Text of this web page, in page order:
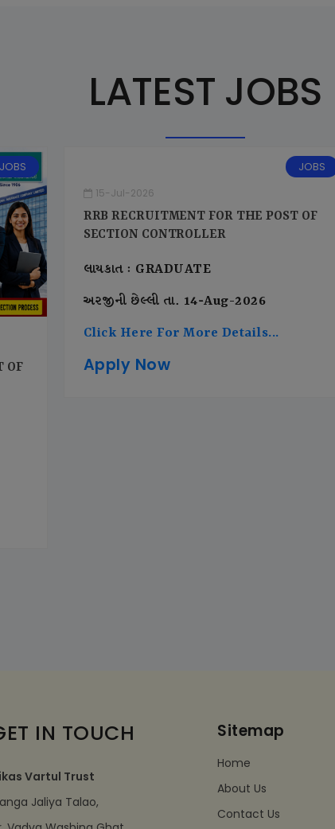
LATEST JOBS
JOBS
OF
JOBS
15-Jul-2026
RRB RECRUITMENT FOR THE POST OF
SECTION CONTROLLER
લાયકાત : GRADUATE
અરજીની છેલ્લી તા. 14-Aug-2026
Click Here For More Details...
Apply Now
IN TOUCH
Vartul Trust
Jaliya Talao,
Sitemap
Home
About Us
Contact Us